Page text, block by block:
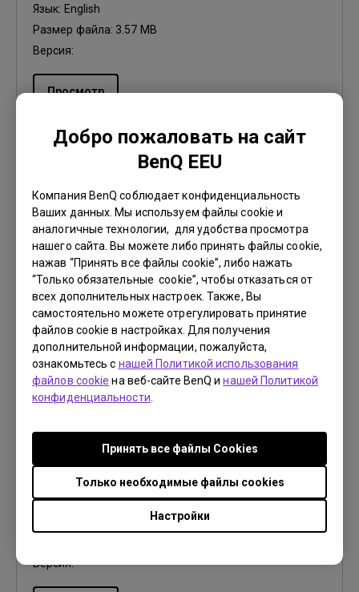
Добро пожаловать на сайт
BenQ EEU
Компания BenQ соблюдает конфиденциальность
Ваших данных. Мы используем файлы cookie и
аналогичные технологии, для удобства просмотра
нашего сайта. Вы можете либо принять файлы cookie,
нажав “Принять все файлы cookie”, либо нажать
“Только обязательные cookie”, чтобы отказаться от
всех дополнительных настроек. Также, Вы
самостоятельно можете отрегулировать принятие
файлов cookie в настройках. Для получения
дополнительной информации, пожалуйста,
ознакомьтесь с нашей Политикой использования
файлов cookie на веб-сайте BenQ инашей Политикой
конфиденциальности
Настройки
Только необходимые файлы cookies
Принять все файлы Сookies
Язык: English
Размер файла: 3.57 MB
Версия:
Просмотр
Руководство пользователя
Руководство пользователя
Обновить:2015/11/20
Язык:Multi-Language
Размер файла:19.76 MB
Версия:
Просмотр
Руководство пользователя
User Manual
Обновить:2016/11/30
Версия: